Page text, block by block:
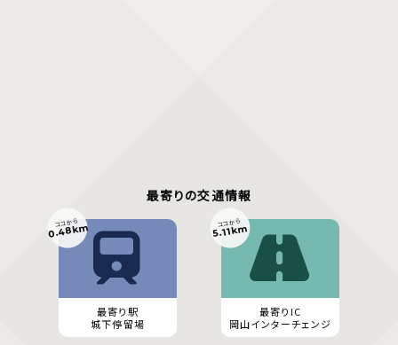
最寄りの交通情報
最寄り駅
城下停留場
ココから
0.48km
最寄りIC
岡山インターチェンジ
ココから
5.11km